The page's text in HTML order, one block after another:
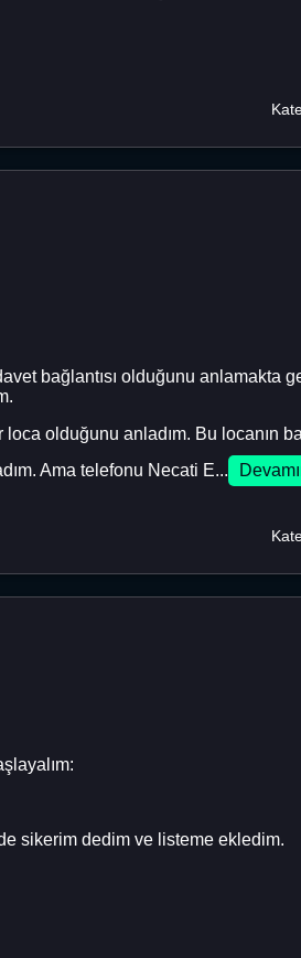
bağlantısı olduğunu anlamakta
olduğunu anladım. Bu locanın
Ama telefonu Necati E...
sikerim dedim ve listeme ekledim.